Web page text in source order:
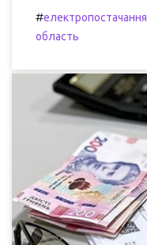
#електропостачання
область